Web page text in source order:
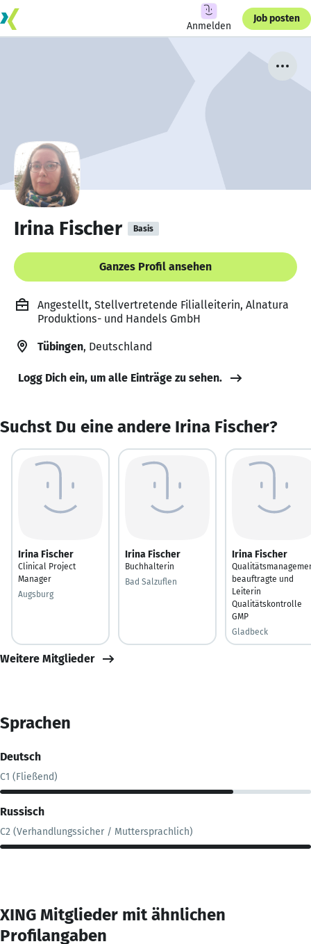
Anmelden
Job posten
Irina Fischer Basis
Ganzes Profil ansehen
Angestellt, Stellvertretende Filialleiterin, Alnatura
Produktions- und Handels GmbH
Tübingen, Deutschland
Logg Dich ein, um alle Einträge zu sehen.
Suchst Du eine andere Irina Fischer?
Irina Fischer
Clinical Project
Manager
Augsburg
Irina Fischer
Buchhalterin
Bad Salzuflen
Irina Fischer
beauftragte und
Leiterin
Qualitätskontrolle
GMP
Gladbeck
Weitere Mitglieder
Sprachen
Deutsch
C1 (Fließend)
Russisch
C2 (Verhandlungssicher / Muttersprachlich)
XING Mitglieder mit ähnlichen
Profilangaben